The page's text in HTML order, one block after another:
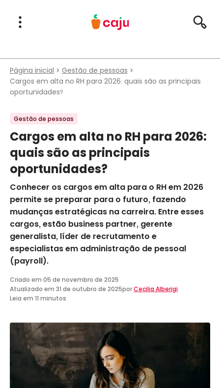
Menu Principal
Abrir Menu
Página inicial
Gestão de pessoas
Cargos em alta no RH para 2026: quais são as principais
oportunidades?
Gestão de pessoas
Cargos em alta no RH para 2026:
quais são as principais
oportunidades?
Conhecer os cargos em alta para o RH em 2026
permite se preparar para o futuro, fazendo
mudanças estratégicas na carreira. Entre esses
cargos, estão business partner, gerente
generalista, líder de recrutamento e
especialistas em administração de pessoal
(payroll).
Criado em 05 de novembro de 2025
Atualizado em 31 de outubro de 2025porCecilia Alberigi
Leia em 11 minutos